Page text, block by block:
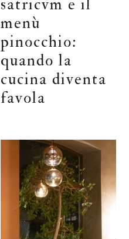
satricvm e il
menù
pinocchio:
quando la
cucina diventa
favola